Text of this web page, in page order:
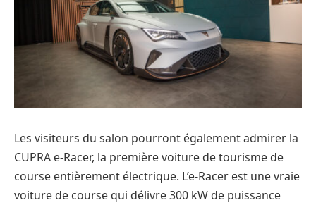
Les visiteurs du salon pourront également admirer la
CUPRA e-Racer, la première voiture de tourisme de
course entièrement électrique. L’e-Racer est une vraie
voiture de course qui délivre 300 kW de puissance